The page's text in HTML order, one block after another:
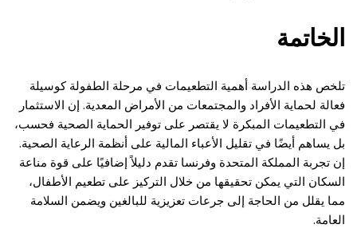
الخاتمة
تلخص هذه الدراسة أهمية التطعيمات في مرحلة الطفولة كوسيلة
فعالة لحماية الأفراد والمجتمعات من الأمراض المعدية. إن الاستثمار
في التطعيمات المبكرة لا يقتصر على توفير الحماية الصحية فحسب،
بل يساهم أيضًا في تقليل الأعباء المالية على أنظمة الرعاية الصحية.
إن تجربة المملكة المتحدة وفرنسا تقدم دليلاً إضافيًا على قوة مناعة
السكان التي يمكن تحقيقها من خلال التركيز على تطعيم الأطفال،
مما يقلل من الحاجة إلى جرعات تعزيزية للبالغين ويضمن السلامة
العامة.